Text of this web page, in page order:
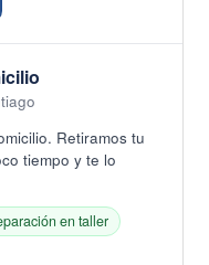
Retiramos tu
tiempo y te lo
en taller